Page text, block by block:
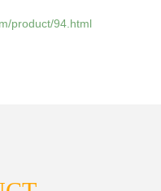
product/94.html